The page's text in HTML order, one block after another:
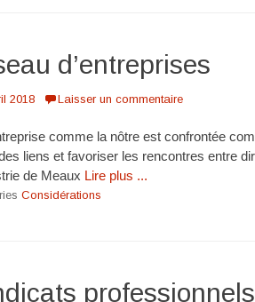
d’entreprises
2018 Laisser un commentaire
comme la nôtre est confrontée
liens et favoriser les rencontres entre
de Meaux Lire plus ...
Considérations
professionnels